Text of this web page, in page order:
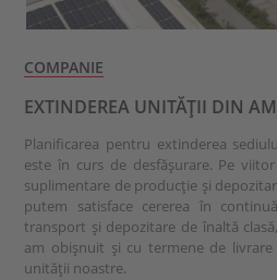
COMPANIE
EXTINDEREA UNITĂȚII DIN
Planificarea pentru extinderea
este în curs de desfășurare. Pe
suplimentare de producție și
putem satisface cererea în
transport și depozitare de înaltă
am obișnuit și cu termene de
unității noastre.